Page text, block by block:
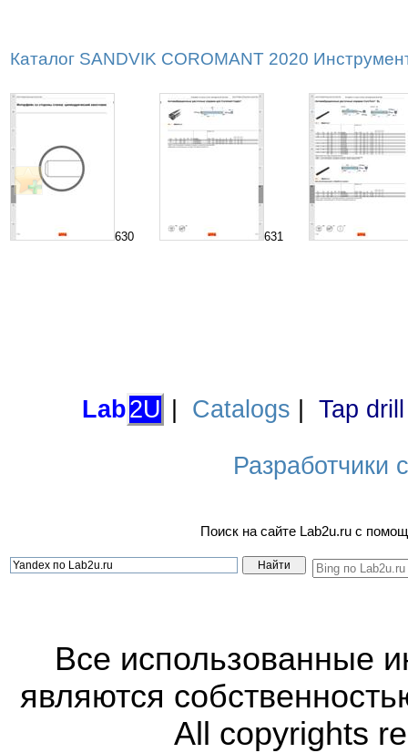
Каталог SANDVIK COROMANT 2020
630 631
Lab2U Catalogs Tap
Разработчики
Поиск на сайте Lab2u.ru с
Все использованные
являются
All copyrights